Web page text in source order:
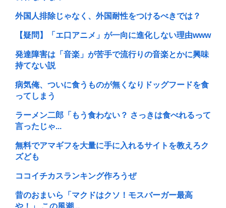
外国人排除じゃなく、外国耐性をつけるべきでは？
【疑問】「エ口アニメ」が一向に進化しない理由www
発達障害は「音楽」が苦手で流行りの音楽とかに興味
持てない説
病気俺、ついに食うものが無くなりドッグフードを食
ってしまう
ラーメン二郎「もう食わない？ さっきは食べれるって
言ったじゃ...
無料でアマギフを大量に手に入れるサイトを教えろク
ズども
ココイチカスランキング作ろうぜ
昔のおまいら「マクドはクソ！モスバーガー最高